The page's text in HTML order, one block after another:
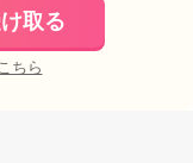
取る
ちら